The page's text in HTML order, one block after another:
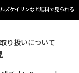
ズケイリンなど無料で見られる
り扱いについて